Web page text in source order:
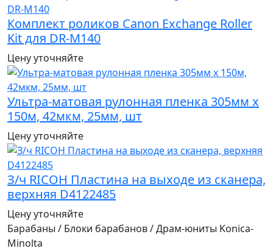
Комплект роликов Canon Exchange Roller
Kit для DR-M140
Цену уточняйте
Ультра-матовая рулонная пленка 305мм х
150м, 42мкм, 25мм, шт
Цену уточняйте
З/ч RICOH Пластина на выходе из сканера,
верхняя D4122485
Цену уточняйте
Барабаны / Блоки барабанов / Драм-юниты Konica-
Minolta